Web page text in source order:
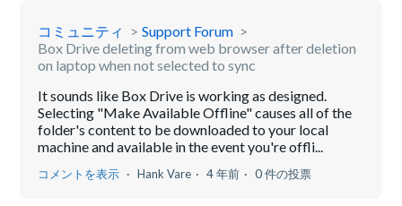
コミュニティ
Support Forum
Box Drive deleting from web browser after deletion
on laptop when not selected to sync
It sounds like Box Drive is working as designed.
Selecting "Make Available Offline" causes all of the
folder's content to be downloaded to your local
machine and available in the event you're offli...
コメントを表示 Hank Vare 4 年前 0 件の投票